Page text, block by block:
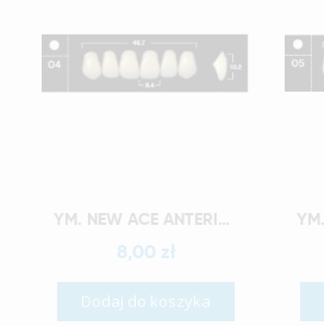
Szybki podgląd YM. NEW ACE ANTERIOR - AKRYLOWE ZĘBY SZTUCZNE - A2-O4
8,00 zł
Dodaj do koszyka